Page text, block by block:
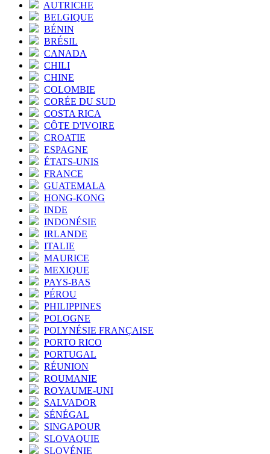
AUTRICHE
BELGIQUE
BÉNIN
BRÉSIL
CANADA
CHILI
CHINE
COLOMBIE
CORÉE DU SUD
COSTA RICA
CÔTE D'IVOIRE
CROATIE
ESPAGNE
ÉTATS-UNIS
FRANCE
GUATEMALA
HONG-KONG
INDE
INDONÉSIE
IRLANDE
ITALIE
MAURICE
MEXIQUE
PAYS-BAS
PÉROU
PHILIPPINES
POLOGNE
POLYNÉSIE FRANÇAISE
PORTO RICO
PORTUGAL
RÉUNION
ROUMANIE
ROYAUME-UNI
SALVADOR
SÉNÉGAL
SINGAPOUR
SLOVAQUIE
SLOVÉNIE